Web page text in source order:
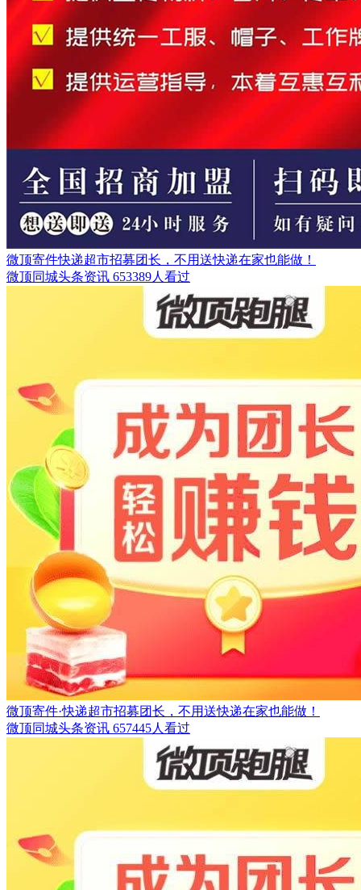
微顶寄件快递超市招募团长，不用送快递在家也能做！
微顶同城头条资讯 653389人看过
微顶寄件·快递超市招募团长，不用送快递在家也能做！
微顶同城头条资讯 657445人看过